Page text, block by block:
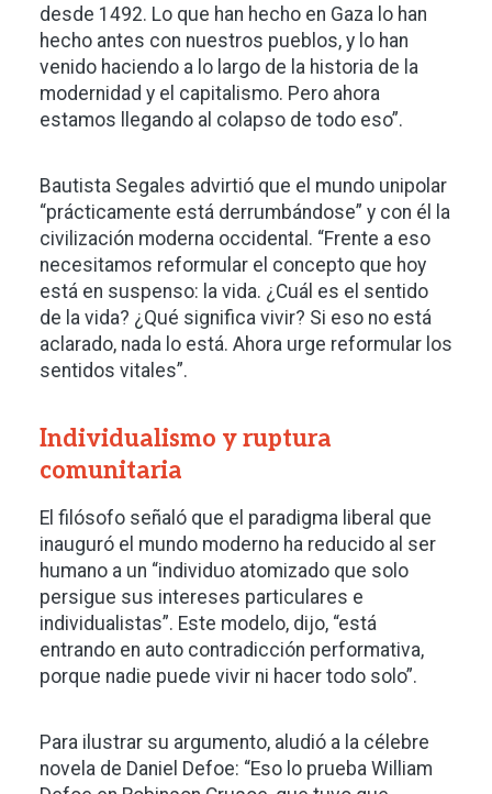
desde 1492. Lo que han hecho en Gaza lo han
hecho antes con nuestros pueblos, y lo han
venido haciendo a lo largo de la historia de la
modernidad y el capitalismo. Pero ahora
estamos llegando al colapso de todo eso”.
Bautista Segales advirtió que el mundo unipolar
“prácticamente está derrumbándose” y con él la
civilización moderna occidental. “Frente a eso
necesitamos reformular el concepto que hoy
está en suspenso: la vida. ¿Cuál es el sentido
de la vida? ¿Qué significa vivir? Si eso no está
aclarado, nada lo está. Ahora urge reformular los
sentidos vitales”.
Individualismo y ruptura
comunitaria
El filósofo señaló que el paradigma liberal que
inauguró el mundo moderno ha reducido al ser
humano a un “individuo atomizado que solo
persigue sus intereses particulares e
individualistas”. Este modelo, dijo, “está
entrando en auto contradicción performativa,
porque nadie puede vivir ni hacer todo solo”.
Para ilustrar su argumento, aludió a la célebre
novela de Daniel Defoe: “Eso lo prueba William